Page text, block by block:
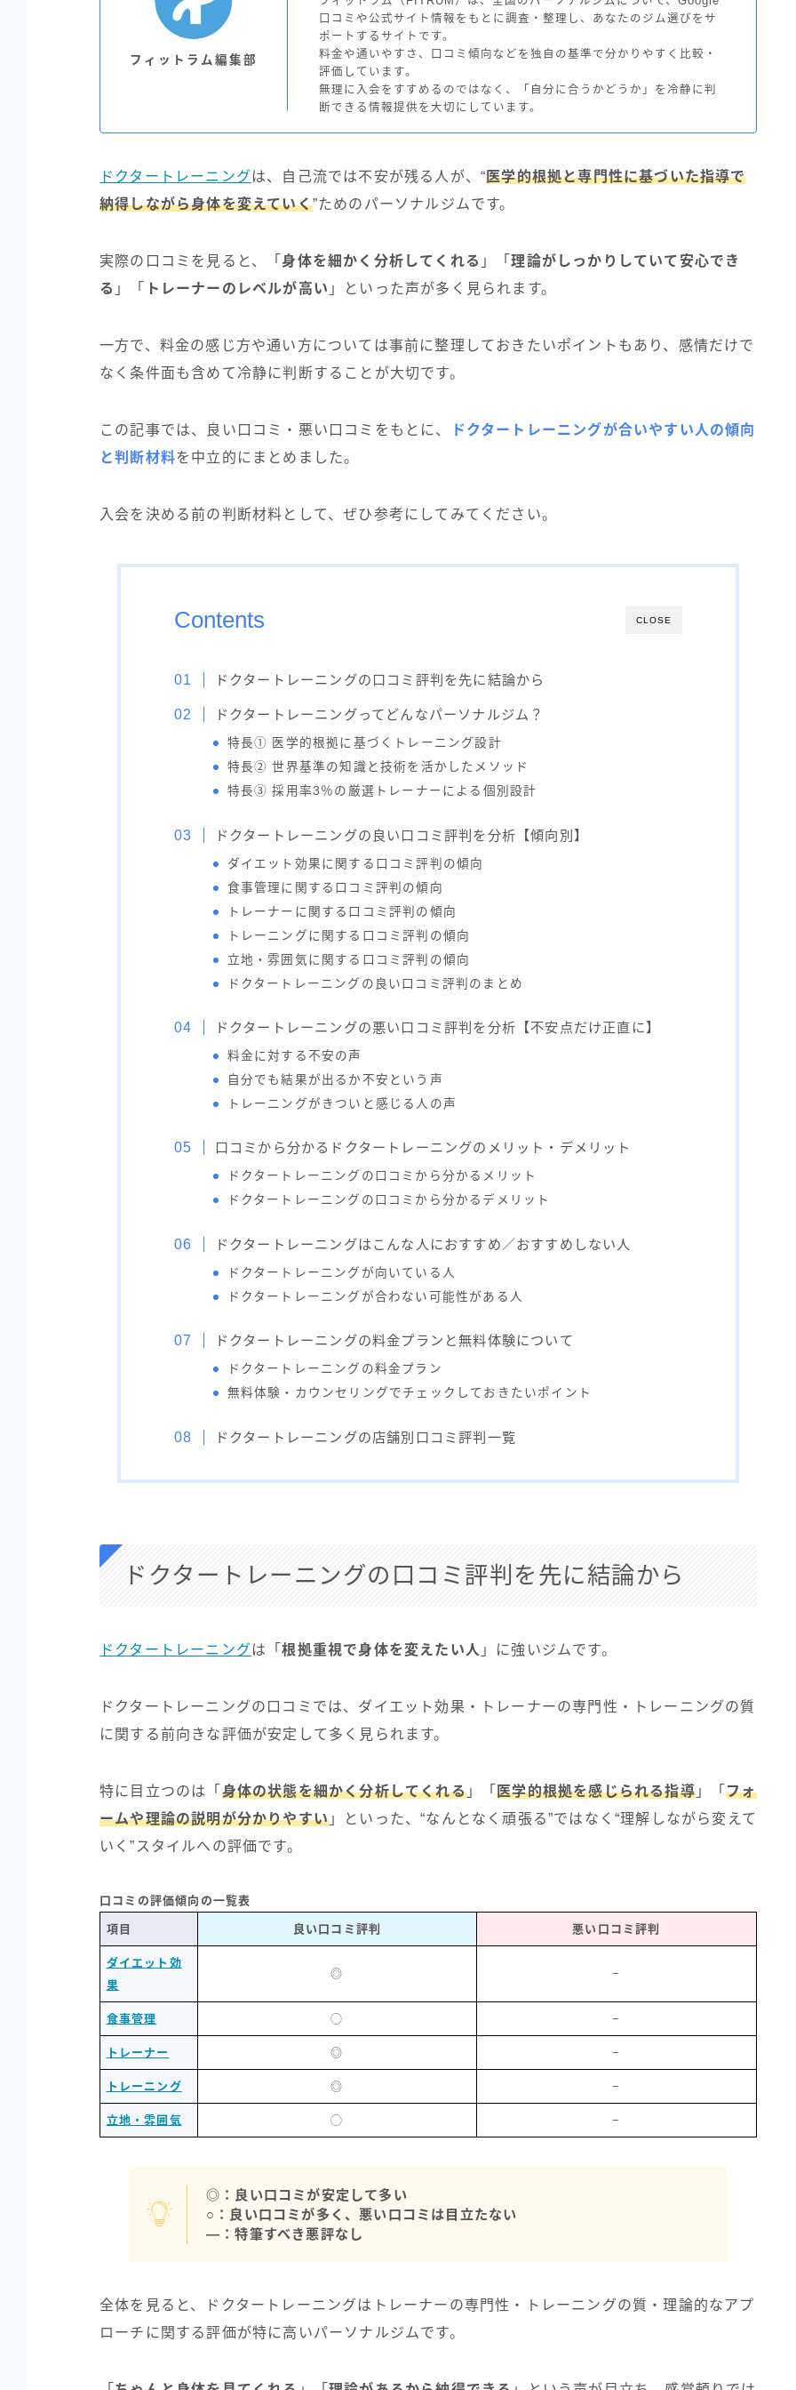
フィットラム編集部
口コミや公式サイト情報をもとに調査・整理し、あなたのジム選びをサ
ポートするサイトです。
料金や通いやすさ、口コミ傾向などを独自の基準で分かりやすく比較・
評価しています。
無理に入会をすすめるのではなく、「自分に合うかどうか」を冷静に判
断できる情報提供を大切にしています。
ドクタートレーニングは、自己流では不安が残る人が、“医学的根拠と専門性に基づいた指導で
納得しながら身体を変えていく”ためのパーソナルジムです。
実際の口コミを見ると、「 身体を細かく分析してくれる 」「理論がしっかりしていて安心でき
る 」「 トレーナーのレベルが高い 」といった声が多く見られます。
一方で、料金の感じ方や通い方については事前に整理しておきたいポイントもあり、感情だけで
なく条件面も含めて冷静に判断することが大切です。
この記事では、良い口コミ・悪い口コミをもとに、
ドクタートレーニングが合いやすい人の傾向
と判断材料を中立的にまとめました。
入会を決める前の判断材料として、ぜひ参考にしてみてください。
CLOSE
Contents
ドクタートレーニングの口コミ評判を先に結論から
ドクタートレーニングってどんなパーソナルジム？
特長① 医学的根拠に基づくトレーニング設計
特長② 世界基準の知識と技術を活かしたメソッド
特長③ 採用率3％の厳選トレーナーによる個別設計
ドクタートレーニングの良い口コミ評判を分析【傾向別】
ダイエット効果に関する口コミ評判の傾向
食事管理に関する口コミ評判の傾向
トレーナーに関する口コミ評判の傾向
トレーニングに関する口コミ評判の傾向
立地・雰囲気に関する口コミ評判の傾向
ドクタートレーニングの良い口コミ評判のまとめ
ドクタートレーニングの悪い口コミ評判を分析【不安点だけ正直に】
料金に対する不安の声
自分でも結果が出るか不安という声
トレーニングがきついと感じる人の声
口コミから分かるドクタートレーニングのメリット・デメリット
ドクタートレーニングの口コミから分かるメリット
ドクタートレーニングの口コミから分かるデメリット
ドクタートレーニングはこんな人におすすめ／おすすめしない人
ドクタートレーニングが向いている人
ドクタートレーニングが合わない可能性がある人
ドクタートレーニングの料金プランと無料体験について
ドクタートレーニングの料金プラン
無料体験・カウンセリングでチェックしておきたいポイント
ドクタートレーニングの店舗別口コミ評判一覧
ドクタートレーニングの口コミ評判を先に結論から
ドクタートレーニングは「根拠重視で身体を変えたい人 」に強いジムです。
ドクタートレーニングの口コミでは、ダイエット効果・トレーナーの専門性・トレーニングの質
に関する前向きな評価が安定して多く見られます。
特に目立つのは「 身体の状態を細かく分析してくれる」「医学的根拠を感じられる指導」「フォ
ームや理論の説明が分かりやすい 」といった、“なんとなく頑張る”ではなく“理解しながら変えて
いく”スタイルへの評価です。
口コミの評価傾向の一覧表
項目 良い口コミ評判 悪い口コミ評判
ダイエット効
果
◎ −
食事管理 ◯ −
トレーナー ◎ −
トレーニング ◎ −
立地・雰囲気 ◯ −
◎：良い口コミが安定して多い
○：良い口コミが多く、悪い口コミは目立たない
―：特筆すべき悪評なし
全体を見ると、ドクタートレーニングはトレーナーの専門性・トレーニングの質・理論的なアプ
ローチに関する評価が特に高いパーソナルジムです。